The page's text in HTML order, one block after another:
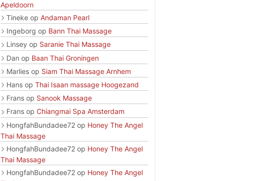
Apeldoorn
Tinekeop Andaman Pearl
Ingeborg op Bann Thai Massage
Linsey op Saranie Thai Massage
Dan op Baan Thai Groningen
Marliesop Siam Thai Massage Arnhem
Hansop Thai Isaan massage Hoogezand
Fransop Sanook Massage
Fransop Chiangmai Spa Amsterdam
HongfahBundadee72op Honey The Angel
Thai Massage
HongfahBundadee72op Honey The Angel
Thai Massage
HongfahBundadee72op Honey The Angel